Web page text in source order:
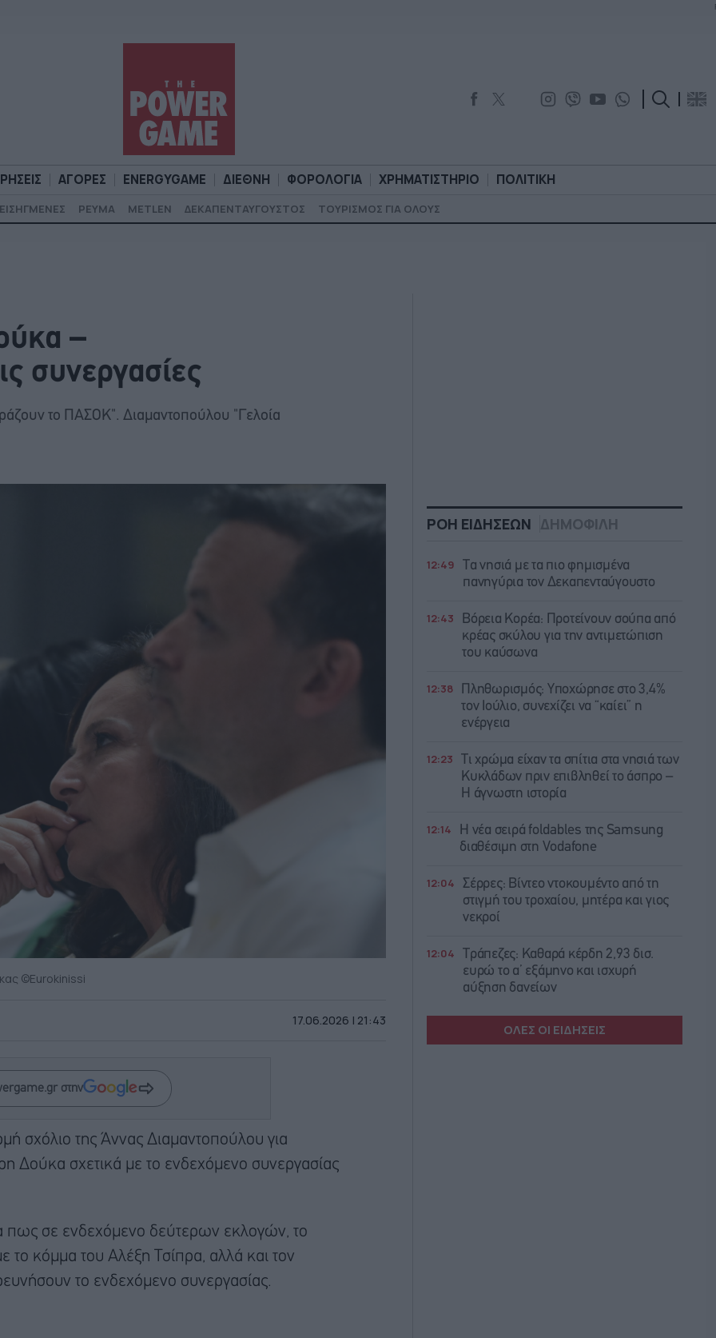
ΑΓΟΡΕΣ ENERGYGAME ΔΙΕΘΝΗ ΦΟΡΟΛΟΓΙΑ ΧΡΗΜΑΤΙΣΤΗΡΙΟ ΠΟΛΙΤΙΚΗ
ΕΙΣΗΓΜΕΝΕΣ ΡΕΥΜΑ METLEN ΔΕΚΑΠΕΝΤΑΥΓΟΥΣΤΟΣ ΤΟΥΡΙΣΜΟΣ ΓΙΑ ΟΛΟΥΣ
–
συνεργασίες
το ΠΑΣΟΚ". Διαμαντοπούλου "Γελοία
©Eurokinissi
17.06.2026 | 21:43
στην
σχόλιο της Άννας Διαμαντοπούλου για
Δούκα σχετικά με το ενδεχόμενο συνεργασίας
σε ενδεχόμενο δεύτερων εκλογών, το
το κόμμα του Αλέξη Τσίπρα, αλλά και τον
το ενδεχόμενο συνεργασίας.
ΡΟΗ ΕΙΔΗΣΕΩΝ ΔΗΜΟΦΙΛΗ
12:49
Τα νησιά με τα πιο φημισμένα
πανηγύρια τον Δεκαπενταύγουστο
12:43
Βόρεια Κορέα: Προτείνουν σούπα από
κρέας σκύλου για την αντιμετώπιση
του καύσωνα
12:38
Πληθωρισμός: Υποχώρησε στο 3,4%
τον Ιούλιο, συνεχίζει να “καίει” η
ενέργεια
12:23
Τι χρώμα είχαν τα σπίτια στα νησιά των
Κυκλάδων πριν επιβληθεί το άσπρο –
Η άγνωστη ιστορία
12:14
Η νέα σειρά foldables της Samsung
διαθέσιμη στη Vodafone
12:04
Σέρρες: Βίντεο ντοκουμέντο από τη
στιγμή του τροχαίου, μητέρα και γιος
νεκροί
12:04
Τράπεζες: Καθαρά κέρδη 2,93 δισ.
ευρώ το α’ εξάμηνο και ισχυρή
αύξηση δανείων
ΟΛΕΣ ΟΙ ΕΙΔΗΣΕΙΣ